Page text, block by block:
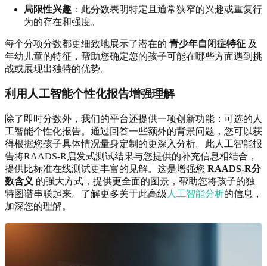
局限性兴趣 ：此分数表明特定且通常狭窄的兴趣或重复行
为的存在和强度。
每个分项分数都更细致地展示了潜在的 青少年自闭症特征 及
年幼儿童的特征，帮助您确定您的孩子可能在哪些方面遇到挑
战或展现出独特的优势。
利用人工智能个性化报告增强理解
除了即时分数外，我们的平台还提供一项创新功能：可选的人
工智能个性化报告。通过回答一些额外的背景问题，您可以获
得根据您孩子具体情况量身定制的更深入分析。此人工智能报
告将RAADS-R启发式测试结果与您提供的补充信息相结合，
提供比标准在线测试更丰富的见解。这是增强您 RAADS-R分
数含义 的强大方式，提供更全面的图景，帮助您将孩子的独
特图谱串联起来。了解更多关于此高级 人工智能分析的信息，
加深您的理解。